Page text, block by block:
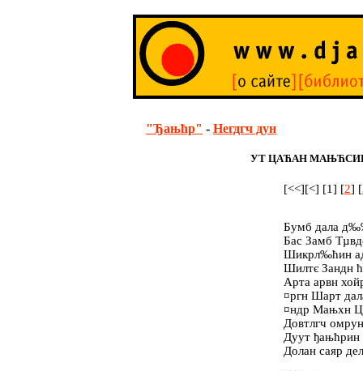
"Ђањћр" - Негдгч дун
УТ ЦАЋАН
[<<][<] [1] [2] [
Бумб дала
Бас Замб
Шикрл‰ћин
Шилтє Зандн
Арта арвн
¤ргн Шарт
¤ндр Мањхн
Довтлгч
Дуут ђањћрин
Долан саяр